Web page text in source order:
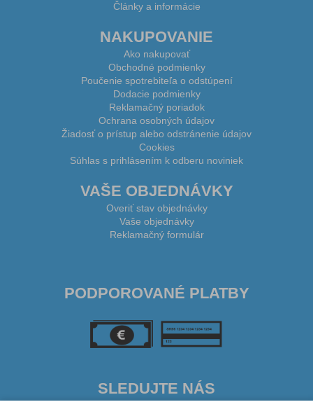
Články a informácie
NAKUPOVANIE
Ako nakupovať
Obchodné podmienky
Poučenie spotrebiteľa o odstúpení
Dodacie podmienky
Reklamačný poriadok
Ochrana osobných údajov
Žiadosť o prístup alebo odstránenie údajov
Cookies
Súhlas s prihlásením k odberu noviniek
VAŠE OBJEDNÁVKY
Overiť stav objednávky
Vaše objednávky
Reklamačný formulár
PODPOROVANÉ PLATBY
SLEDUJTE NÁS